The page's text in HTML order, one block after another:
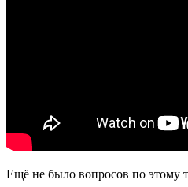
Ещё не было вопросов по этому